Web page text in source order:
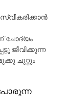
ചോദ്യം
ജീവിക്കുന്ന
ചുറ്റും